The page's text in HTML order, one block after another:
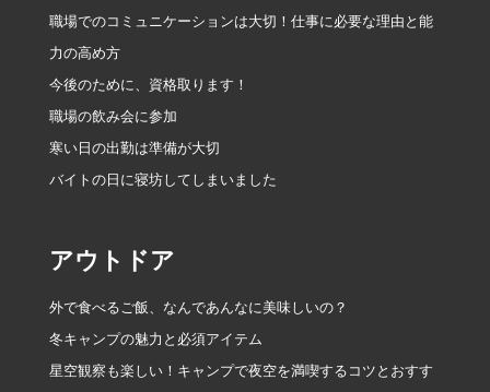
職場でのコミュニケーションは大切！仕事に必要な理由と能
力の高め方
今後のために、資格取ります！
職場の飲み会に参加
寒い日の出勤は準備が大切
バイトの日に寝坊してしまいました
アウトドア
外で食べるご飯、なんであんなに美味しいの？
冬キャンプの魅力と必須アイテム
星空観察も楽しい！キャンプで夜空を満喫するコツとおすす